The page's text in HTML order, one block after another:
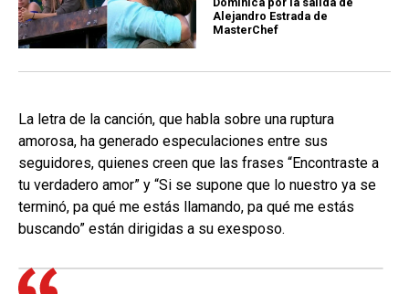
Alejandro Estrada de
MasterChef
La letra de la canción, que habla sobre una ruptura
amorosa, ha generado especulaciones entre sus
seguidores, quienes creen que las frases “Encontraste a
tu verdadero amor” y “Si se supone que lo nuestro ya se
terminó, pa qué me estás llamando, pa qué me estás
buscando” están dirigidas a su exesposo.